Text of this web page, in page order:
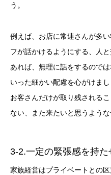
う。
例えば、お店に常連さんが多
フが話かけるようにする、人
あれば、無理に話をするので
いった細かい配慮を心がけまし
お客さんだけが取り残される
ない、また来たいと思うような
3-2.一定の緊張感を持た
家族経営はプライベートとの